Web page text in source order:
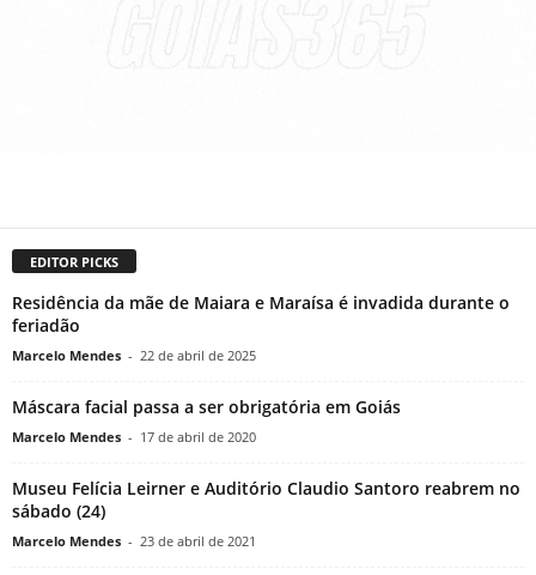
EDITOR PICKS
Residência da mãe de Maiara e Maraísa é invadida durante o
feriadão
Marcelo Mendes - 22 de abril de 2025
Máscara facial passa a ser obrigatória em Goiás
Marcelo Mendes - 17 de abril de 2020
Museu Felícia Leirner e Auditório Claudio Santoro reabrem no
sábado (24)
Marcelo Mendes - 23 de abril de 2021